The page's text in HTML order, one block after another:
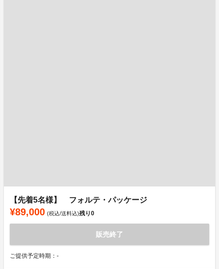
【先着5名様】 フォルテ・パッケージ
¥89,000 (税込/送料込)残り0
販売終了
ご提供予定時期：-